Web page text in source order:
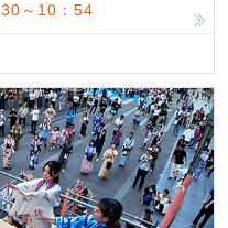
～10：54